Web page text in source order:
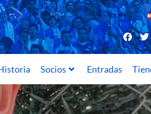
Socios Entradas